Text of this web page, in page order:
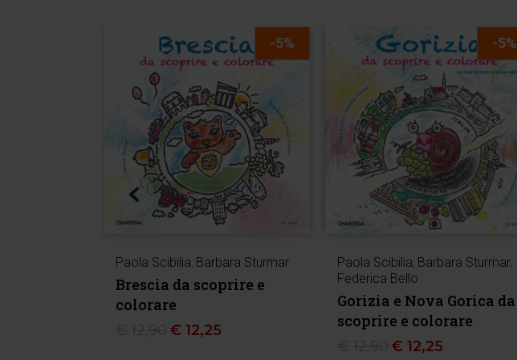
-5%
Paola Scibilia, Barbara Sturmar
Brescia da scoprire e
colorare
€ 12,25
-5%
Paola Scibilia, Barbara Sturmar,
Federica Bello
Gorizia e Nova Gorica da
scoprire e colorare
€ 12,25